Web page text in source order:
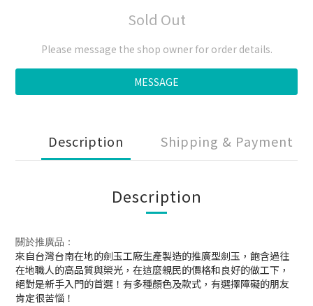
Sold Out
Please message the shop owner for order details.
MESSAGE
Description Shipping & Payment
Description
關於推廣品：
來自台灣台南在地的劍玉工廠生產製造的推廣型劍玉，飽含過往
在地職人的高品質與榮光，在這麼親民的價格和良好的做工下，
絕對是新手入門的首選！有多種顏色及款式，有選擇障礙的朋友
肯定很苦惱！